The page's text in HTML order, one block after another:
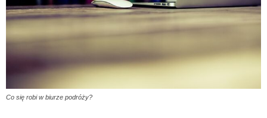
Co się robi w biurze podróży?